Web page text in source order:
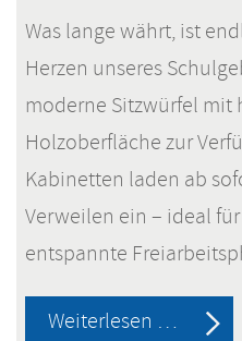
Was lange währt, ist
Herzen unseres
moderne Sitzwürfel mit
Holzoberfläche zur
Kabinetten laden ab
Verweilen ein – ideal
entspannte
Weiterlesen …